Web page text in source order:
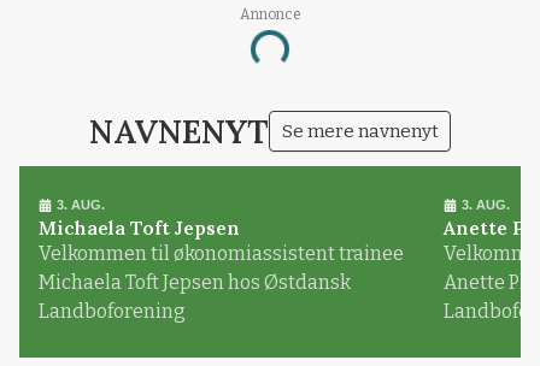
Annonce
Loading...
NAVNENYT Se mere navnenyt
3. AUG.
Michaela Toft Jepsen
Velkommen til økonomiassistent trainee
Michaela Toft Jepsen hos Østdansk
Landboforening
3. AUG.
Anette
Anette